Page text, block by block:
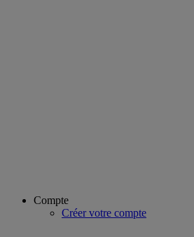
Compte
Créer votre compte